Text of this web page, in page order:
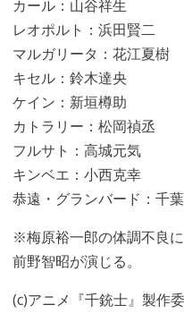
カール：山谷祥生
レオポルト：浜田賢二
マルガリータ：花江夏樹
キセル：鈴木達央
ケイン：新垣樽助
カトラリー：松岡禎丞
フルサト：高城元気
キンベエ：小西克幸
恭遠・グランバード：千
※梅原裕一郎の体調不良
前野智昭が演じる。
(c)アニメ『千銃士』製作